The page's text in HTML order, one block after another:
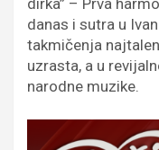
danas i sutra u
takmičenja
uzrasta, a u
narodne muzike.